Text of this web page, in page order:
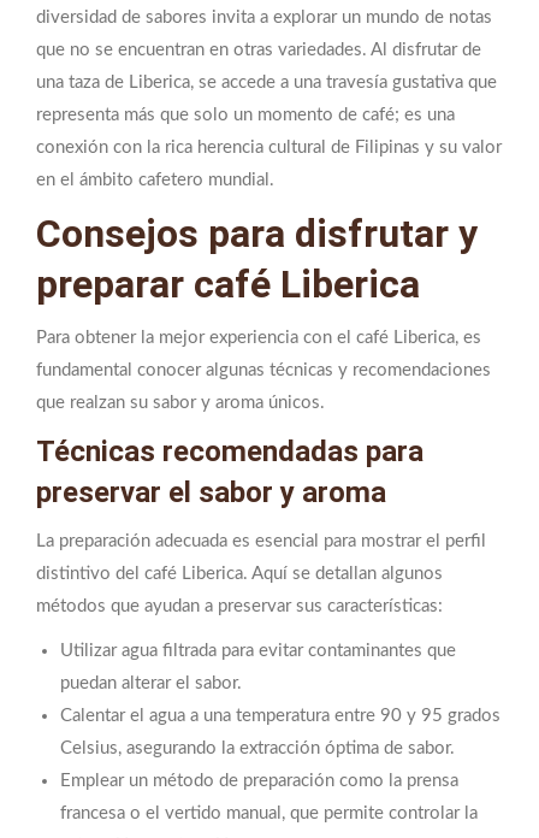
diversidad de sabores invita a explorar un mundo de notas
que no se encuentran en otras variedades. Al disfrutar de
una taza de Liberica, se accede a una travesía gustativa que
representa más que solo un momento de café; es una
conexión con la rica herencia cultural de Filipinas y su valor
en el ámbito cafetero mundial.
Consejos para disfrutar y
preparar café Liberica
Para obtener la mejor experiencia con el café Liberica, es
fundamental conocer algunas técnicas y recomendaciones
que realzan su sabor y aroma únicos.
Técnicas recomendadas para
preservar el sabor y aroma
La preparación adecuada es esencial para mostrar el perfil
distintivo del café Liberica. Aquí se detallan algunos
métodos que ayudan a preservar sus características:
Utilizar agua filtrada para evitar contaminantes que
puedan alterar el sabor.
Calentar el agua a una temperatura entre 90 y 95 grados
Celsius, asegurando la extracción óptima de sabor.
Emplear un método de preparación como la prensa
francesa o el vertido manual, que permite controlar la